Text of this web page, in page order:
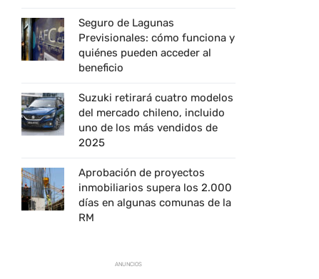
Seguro de Lagunas
Previsionales: cómo funciona y
quiénes pueden acceder al
beneficio
Suzuki retirará cuatro modelos
del mercado chileno, incluido
uno de los más vendidos de
2025
Aprobación de proyectos
inmobiliarios supera los 2.000
días en algunas comunas de la
RM
ANUNCIOS